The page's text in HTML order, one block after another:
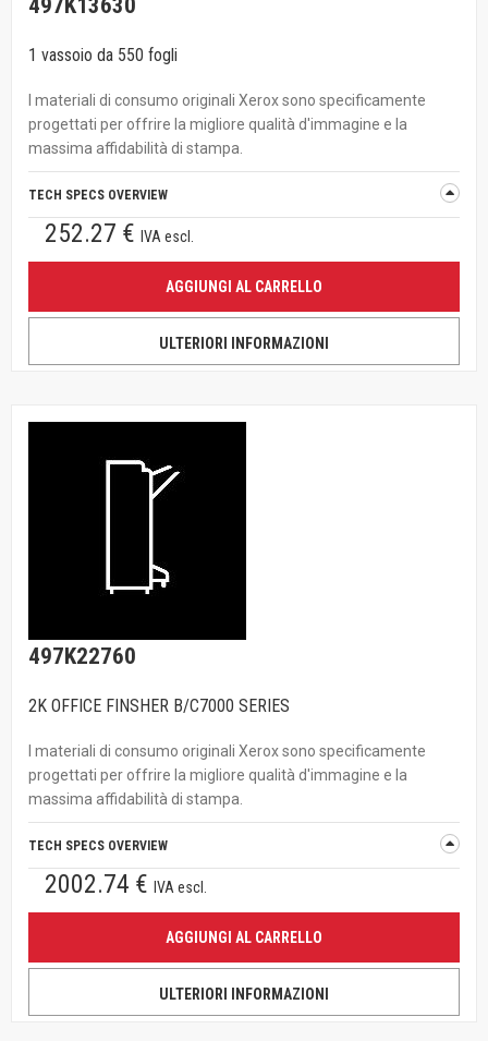
497K13630
1 vassoio da 550 fogli
I materiali di consumo originali Xerox sono specificamente
progettati per offrire la migliore qualità d'immagine e la
massima affidabilità di stampa.
TECH SPECS OVERVIEW
252.27 € IVA escl.
AGGIUNGI AL CARRELLO
ULTERIORI INFORMAZIONI
497K22760
2K OFFICE FINSHER B/C7000 SERIES
I materiali di consumo originali Xerox sono specificamente
progettati per offrire la migliore qualità d'immagine e la
massima affidabilità di stampa.
TECH SPECS OVERVIEW
2002.74 € IVA escl.
AGGIUNGI AL CARRELLO
ULTERIORI INFORMAZIONI